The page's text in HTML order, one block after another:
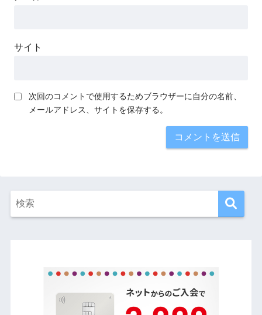
サイト
次回のコメントで使用するためブラウザーに自分の名前、
メールアドレス、サイトを保存する。